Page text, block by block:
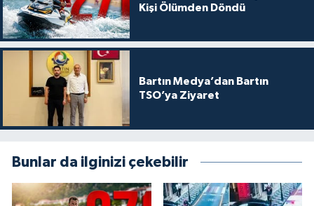
Kişi Ölümden Döndü
Bartın Medya’dan Bartın
TSO’ya Ziyaret
Bunlar da ilginizi çekebilir